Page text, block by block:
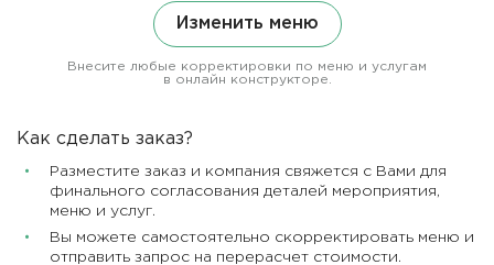
Изменить меню
Внесите любые корректировки по меню и услугам
в онлайн конструкторе.
Как сделать заказ?
Разместите заказ и компания свяжется с Вами для
финального согласования деталей мероприятия,
меню и услуг.
Вы можете самостоятельно скорректировать меню и
отправить запрос на перерасчет стоимости.